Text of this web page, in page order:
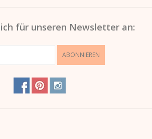
für unseren Newsletter an:
ABONNIEREN